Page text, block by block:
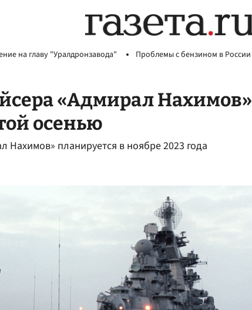
на главу "Уралдронзавода" Проблемы с бензином в России
«Адмирал Нахимов»
осенью
Нахимов» планируется в ноябре 2023 года